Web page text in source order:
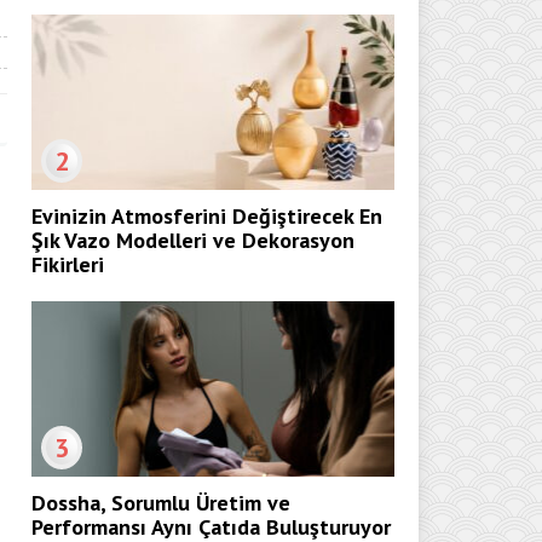
2
Evinizin Atmosferini Değiştirecek En
Şık Vazo Modelleri ve Dekorasyon
Fikirleri
3
Dossha, Sorumlu Üretim ve
Performansı Aynı Çatıda Buluşturuyor